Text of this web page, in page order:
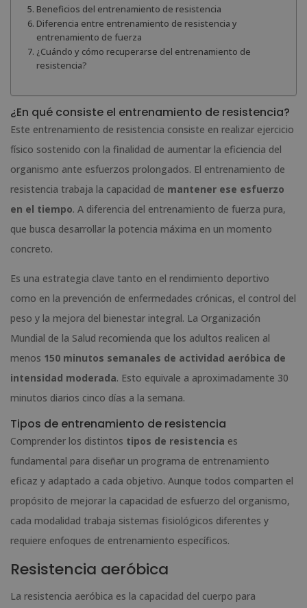
Beneficios del entrenamiento de resistencia
Diferencia entre entrenamiento de resistencia y
entrenamiento de fuerza
¿Cuándo y cómo recuperarse del entrenamiento de
resistencia?
¿En qué consiste el entrenamiento de resistencia?
Este entrenamiento de resistencia consiste en realizar ejercicio
físico sostenido con la finalidad de aumentar la eficiencia del
organismo ante esfuerzos prolongados. El entrenamiento de
resistencia trabaja la capacidad de mantener ese esfuerzo
en el tiempo. A diferencia del entrenamiento de fuerza pura,
que busca desarrollar la potencia máxima en un momento
concreto.
Es una estrategia clave tanto en el rendimiento deportivo
como en la prevención de enfermedades crónicas, el control del
peso y la mejora del bienestar integral. La Organización
Mundial de la Salud recomienda que los adultos realicen al
menos 150 minutos semanales de actividad aeróbica de
intensidad moderada. Esto equivale a aproximadamente 30
minutos diarios cinco días a la semana.
Tipos de entrenamiento de resistencia
Comprender los distintos tipos de resistencia es
fundamental para diseñar un programa de entrenamiento
eficaz y adaptado a cada objetivo. Aunque todos comparten el
propósito de mejorar la capacidad de esfuerzo del organismo,
cada modalidad trabaja sistemas fisiológicos diferentes y
requiere enfoques de entrenamiento específicos.
Resistencia aeróbica
La resistencia aeróbica es la capacidad del cuerpo para